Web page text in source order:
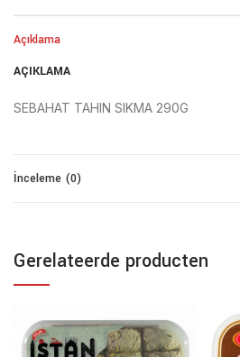
Açıklama
AÇIKLAMA
SEBAHAT TAHIN SIKMA 290G
İnceleme (0)
Gerelateerde producten